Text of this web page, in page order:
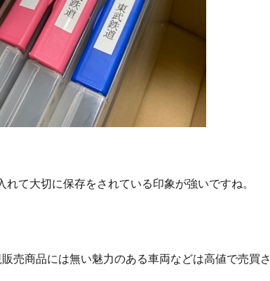
て大切に保存をされている印象が強いですね。
売商品には無い魅力のある車両などは高値で売買さ